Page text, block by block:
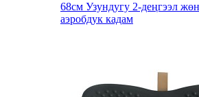
68см Узундугу 2-деңгээл
аэробдук кадам